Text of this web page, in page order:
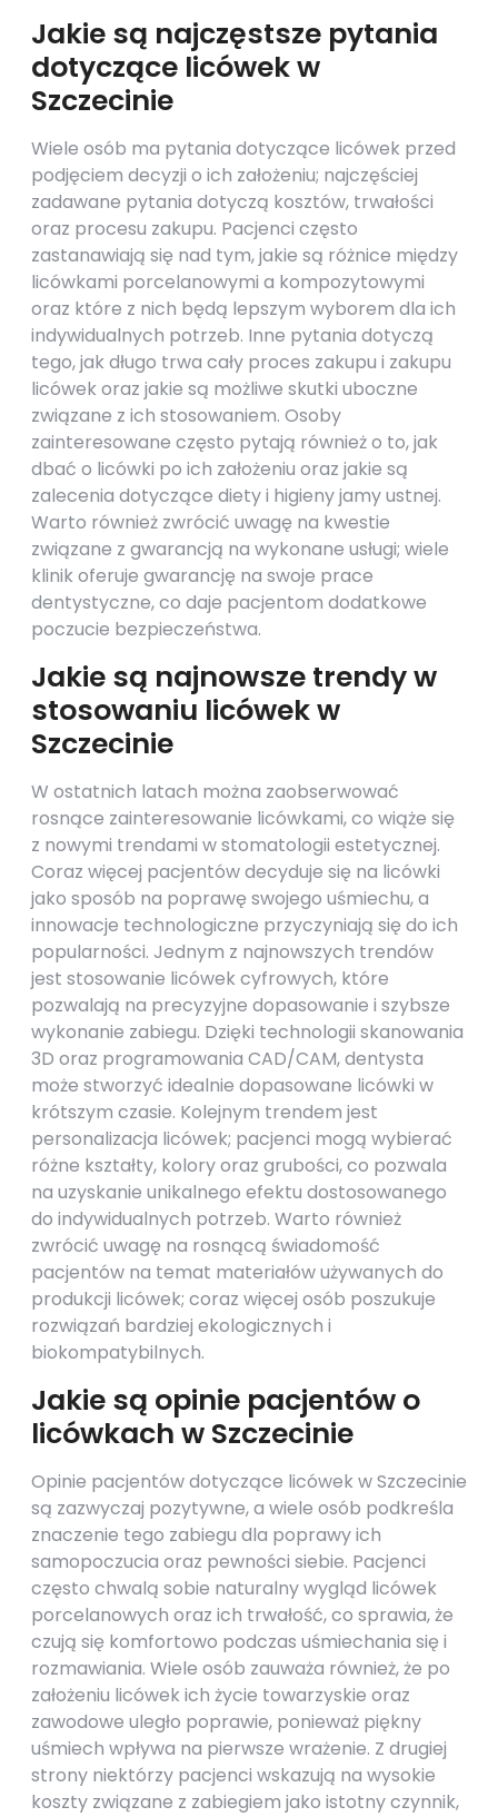
Jakie są najczęstsze pytania
dotyczące licówek w
Szczecinie
Wiele osób ma pytania dotyczące licówek przed
podjęciem decyzji o ich założeniu; najczęściej
zadawane pytania dotyczą kosztów, trwałości
oraz procesu zakupu. Pacjenci często
zastanawiają się nad tym, jakie są różnice między
licówkami porcelanowymi a kompozytowymi
oraz które z nich będą lepszym wyborem dla ich
indywidualnych potrzeb. Inne pytania dotyczą
tego, jak długo trwa cały proces zakupu i zakupu
licówek oraz jakie są możliwe skutki uboczne
związane z ich stosowaniem. Osoby
zainteresowane często pytają również o to, jak
dbać o licówki po ich założeniu oraz jakie są
zalecenia dotyczące diety i higieny jamy ustnej.
Warto również zwrócić uwagę na kwestie
związane z gwarancją na wykonane usługi; wiele
klinik oferuje gwarancję na swoje prace
dentystyczne, co daje pacjentom dodatkowe
poczucie bezpieczeństwa.
Jakie są najnowsze trendy w
stosowaniu licówek w
Szczecinie
W ostatnich latach można zaobserwować
rosnące zainteresowanie licówkami, co wiąże się
z nowymi trendami w stomatologii estetycznej.
Coraz więcej pacjentów decyduje się na licówki
jako sposób na poprawę swojego uśmiechu, a
innowacje technologiczne przyczyniają się do ich
popularności. Jednym z najnowszych trendów
jest stosowanie licówek cyfrowych, które
pozwalają na precyzyjne dopasowanie i szybsze
wykonanie zabiegu. Dzięki technologii skanowania
3D oraz programowania CAD/CAM, dentysta
może stworzyć idealnie dopasowane licówki w
krótszym czasie. Kolejnym trendem jest
personalizacja licówek; pacjenci mogą wybierać
różne kształty, kolory oraz grubości, co pozwala
na uzyskanie unikalnego efektu dostosowanego
do indywidualnych potrzeb. Warto również
zwrócić uwagę na rosnącą świadomość
pacjentów na temat materiałów używanych do
produkcji licówek; coraz więcej osób poszukuje
rozwiązań bardziej ekologicznych i
biokompatybilnych.
Jakie są opinie pacjentów o
licówkach w Szczecinie
Opinie pacjentów dotyczące licówek w Szczecinie
są zazwyczaj pozytywne, a wiele osób podkreśla
znaczenie tego zabiegu dla poprawy ich
samopoczucia oraz pewności siebie. Pacjenci
często chwalą sobie naturalny wygląd licówek
porcelanowych oraz ich trwałość, co sprawia, że
czują się komfortowo podczas uśmiechania się i
rozmawiania. Wiele osób zauważa również, że po
założeniu licówek ich życie towarzyskie oraz
zawodowe uległo poprawie, ponieważ piękny
uśmiech wpływa na pierwsze wrażenie. Z drugiej
strony niektórzy pacjenci wskazują na wysokie
koszty związane z zabiegiem jako istotny czynnik,